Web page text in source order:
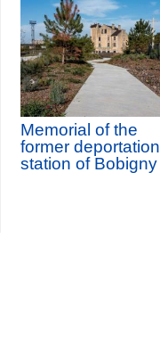
Memorial of the
former deportation
station of Bobigny